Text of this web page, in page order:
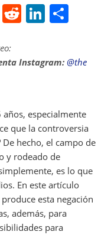
X R
di
Li
e
n
e
Instagram: @the
especialmente
que la controversia
hecho, el campo de
y rodeado de
es lo que
En este artículo
esta negación
además, para
para